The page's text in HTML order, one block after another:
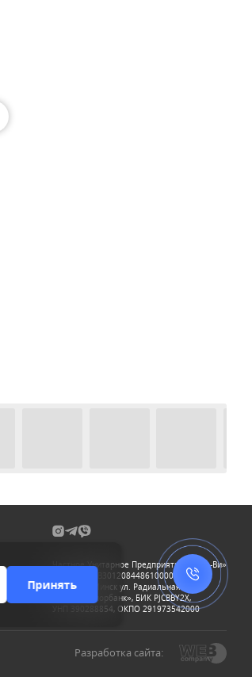
Частное Унитарное Предприятие «О-Де-Ви»
р/с BY71PJCB30120844861000000933
220070, г. Минск ул. Радиальная 38а
в ОАО «Приорбанк», БИК PJCBBY2X,
УНП 390288854, ОКПО 291973542000
Разработка сайта:
Принять